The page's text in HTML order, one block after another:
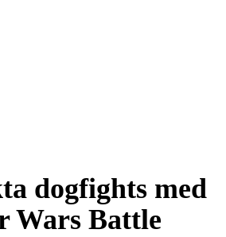
dogfights med
Wars Battle